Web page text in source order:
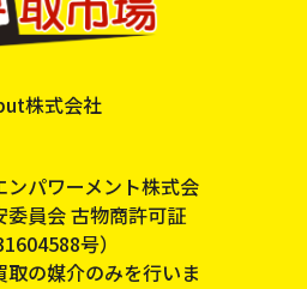
株式会社
ンパワーメント株式会
委員会 古物商許可証
号）
の媒介のみを行いま